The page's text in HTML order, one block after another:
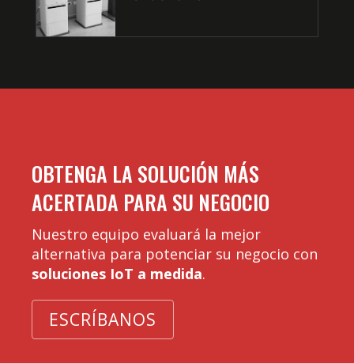
OBTENGA LA SOLUCIÓN MÁS
ACERTADA PARA SU NEGOCIO
Nuestro equipo evaluará la mejor
alternativa para potenciar su negocio con
soluciones IoT a medida.
ESCRÍBANOS